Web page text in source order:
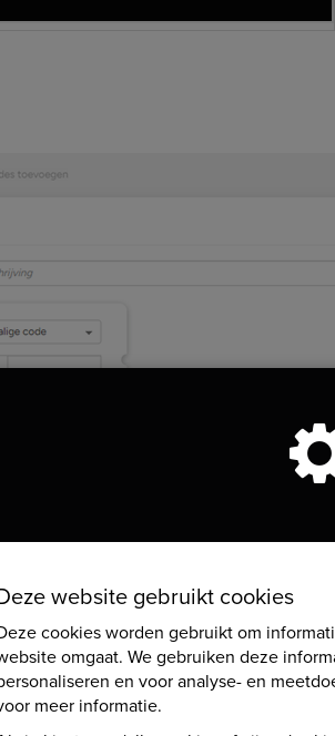
soort code en de korting instellen:
code
die slechts één keer gebruik wordt. Kies
Deze website gebruikt cookies
cookies worden gebruikt om
omgaat. We gebruiken deze
en voor analyse- en
meer informatie.